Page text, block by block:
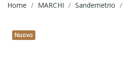
Home MARCHI Sandemetrio
Nuovo